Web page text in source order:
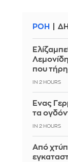
ΡΟΗ
που
IN 2 HOURS
Ένας
τα
IN 2 HOURS
Από